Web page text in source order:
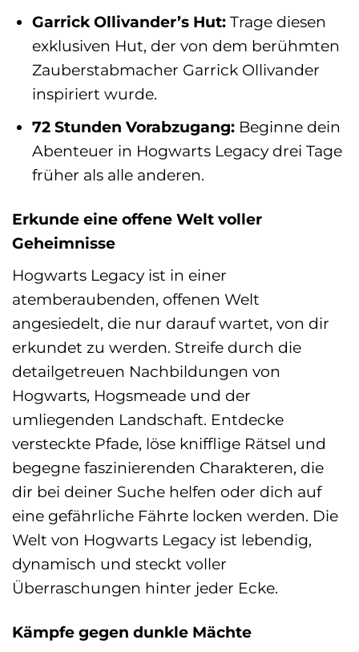
Garrick Ollivander’s Hut:Trage diesen
exklusiven Hut, der von dem berühmten
Zauberstabmacher Garrick Ollivander
inspiriert wurde.
72 Stunden Vorabzugang:Beginne dein
Abenteuer in Hogwarts Legacy drei Tage
früher als alle anderen.
Erkunde eine offene Welt voller
Geheimnisse
Hogwarts Legacy ist in einer
atemberaubenden, offenen Welt
angesiedelt, die nur darauf wartet, von dir
erkundet zu werden. Streife durch die
detailgetreuen Nachbildungen von
Hogwarts, Hogsmeade und der
umliegenden Landschaft. Entdecke
versteckte Pfade, löse knifflige Rätsel und
begegne faszinierenden Charakteren, die
dir bei deiner Suche helfen oder dich auf
eine gefährliche Fährte locken werden. Die
Welt von Hogwarts Legacy ist lebendig,
dynamisch und steckt voller
Überraschungen hinter jeder Ecke.
Kämpfe gegen dunkle Mächte